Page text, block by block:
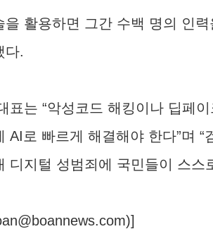
을 활용하면 그간 수백 명의 인
다.
표는 “악성코드 해킹이나 딥페
AI로 빠르게 해결해야 한다”며
디지털 성범죄에 국민들이 스
)]